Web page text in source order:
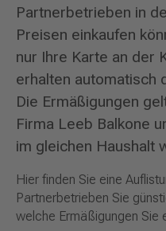
Partnerbetrieben in
Preisen einkaufen
nur Ihre Karte an der
erhalten automatisch
Die Ermäßigungen
Firma Leeb Balkone
im gleichen Haushalt
Hier finden Sie eine
Partnerbetrieben Sie
welche Ermäßigungen Sie